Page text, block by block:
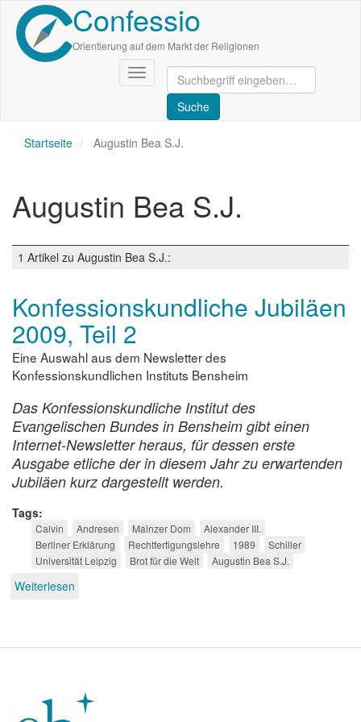
Direkt
zum
Inhalt
Confessio
Orientierung auf dem Markt der Religionen
Navigation
aktivieren/deaktivieren
Startseite Augustin Bea S.J.
Augustin Bea S.J.
1 Artikel zu Augustin Bea S.J.:
Konfessionskundliche Jubiläen
2009, Teil 2
Eine Auswahl aus dem Newsletter des
Konfessionskundlichen Instituts Bensheim
Das Konfessionskundliche Institut des
Evangelischen Bundes in Bensheim gibt einen
Internet-Newsletter heraus, für dessen erste
Ausgabe etliche der in diesem Jahr zu erwartenden
Jubiläen kurz dargestellt werden.
Tags
Calvin Andresen Mainzer Dom
Alexander III.
Berliner Erklärung
Rechtfertigungslehre 1989
Schiller
Universität Leipzig
Brot für die Welt Augustin Bea S.J.
Weiterlesen
Teil